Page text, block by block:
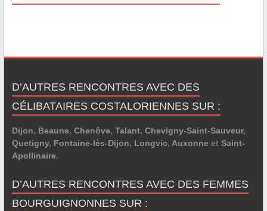
D’AUTRES RENCONTRES AVEC DES
CÉLIBATAIRES COSTALORIENNES SUR :
Dijon, Beaune, Chenôve, Talant, Chevigny-Saint-Sauveur,
Quetigny, Fontaine-lès-Dijon, Longvic, Auxonne et Saint-
Apollinaire.
D’AUTRES RENCONTRES AVEC DES FEMMES
BOURGUIGNONNES SUR :